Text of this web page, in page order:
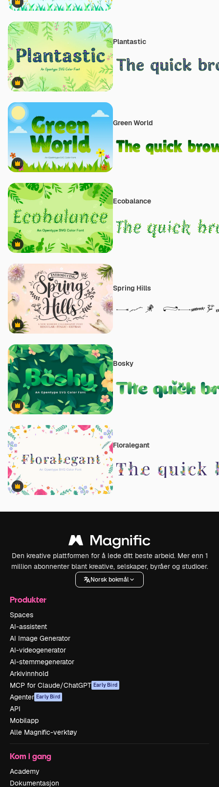
Premium
Premium
Plantastic
Premium
Green World
Premium
Ecobalance
Premium
Spring Hills
Premium
Bosky
Premium
Floralegant
Den kreative plattformen for å lede ditt beste arbeid. Mer enn 1
million abonnenter blant kreative, selskaper, byråer og studioer.
Norsk bokmål
Produkter
Spaces
AI-assistent
AI Image Generator
AI-videogenerator
AI-stemmegenerator
Arkivinnhold
MCP for Claude/ChatGPT Early Bird
Agenter Early Bird
API
Mobilapp
Alle Magnific-verktøy
Kom i gang
Academy
Dokumentasjon